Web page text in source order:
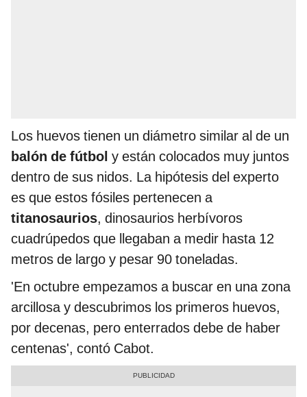
Los huevos tienen un diámetro similar al de un
balón de fútbol y están colocados muy juntos
dentro de sus nidos. La hipótesis del experto
es que estos fósiles pertenecen a
titanosaurios, dinosaurios herbívoros
cuadrúpedos que llegaban a medir hasta 12
metros de largo y pesar 90 toneladas.
'En octubre empezamos a buscar en una zona
arcillosa y descubrimos los primeros huevos,
por decenas, pero enterrados debe de haber
centenas', contó Cabot.